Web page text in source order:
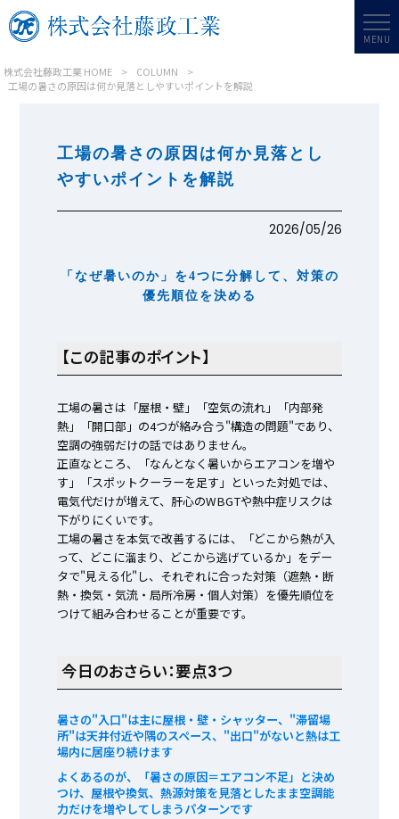
MENU
株式会社藤政工業 HOME > COLUMN
>
工場の暑さの原因は何か見落としやすいポイントを解説
工場の暑さの原因は何か見落とし
やすいポイントを解説
2026/05/26
「なぜ暑いのか」を4つに分解して、対策の
優先順位を決める
【この記事のポイント】
工場の暑さは「屋根・壁」「空気の流れ」「内部発
熱」「開口部」の4つが絡み合う"構造の問題"であり、
空調の強弱だけの話ではありません。
正直なところ、「なんとなく暑いからエアコンを増や
す」「スポットクーラーを足す」といった対処では、
電気代だけが増えて、肝心のWBGTや熱中症リスクは
下がりにくいです。
工場の暑さを本気で改善するには、「どこから熱が入
って、どこに溜まり、どこから逃げているか」をデー
タで"見える化"し、それぞれに合った対策（遮熱・断
熱・換気・気流・局所冷房・個人対策）を優先順位を
つけて組み合わせることが重要です。
今日のおさらい：要点3つ
暑さの"入口"は主に屋根・壁・シャッター、"滞留場
所"は天井付近や隅のスペース、"出口"がないと熱は工
場内に居座り続けます
よくあるのが、「暑さの原因＝エアコン不足」と決め
つけ、屋根や換気、熱源対策を見落としたまま空調能
力だけを増やしてしまうパターンです